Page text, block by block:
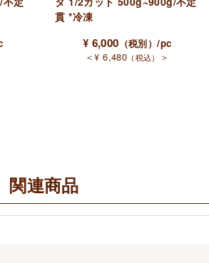
貫 *冷凍
¥6,000 （税別）/pc
＜¥ 6,480 （税込） ＞
関連商品